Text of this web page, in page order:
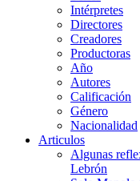
Intérpretes
Directores
Creadores
Productoras
Año
Autores
Calificación
Género
Nacionalidad
Articulos
Algunas
Lebrón